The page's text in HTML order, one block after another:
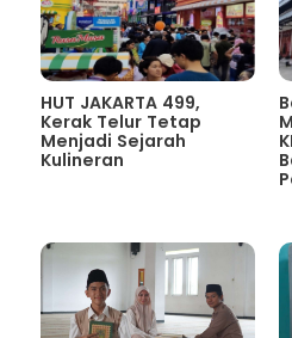
HUT JAKARTA 499,
Kerak Telur Tetap
Menjadi Sejarah
Kulineran